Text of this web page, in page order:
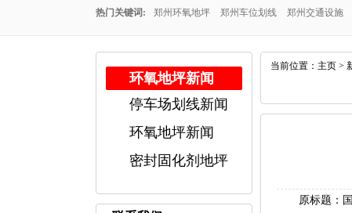
热门关键词: 郑州环氧地坪 郑州车位划线 郑州交通设施
郑州耐磨地坪
环氧地坪新闻
停车场划线新闻
环氧地坪新闻
密封固化剂地坪
当前位置： 主页 >
原标题：国